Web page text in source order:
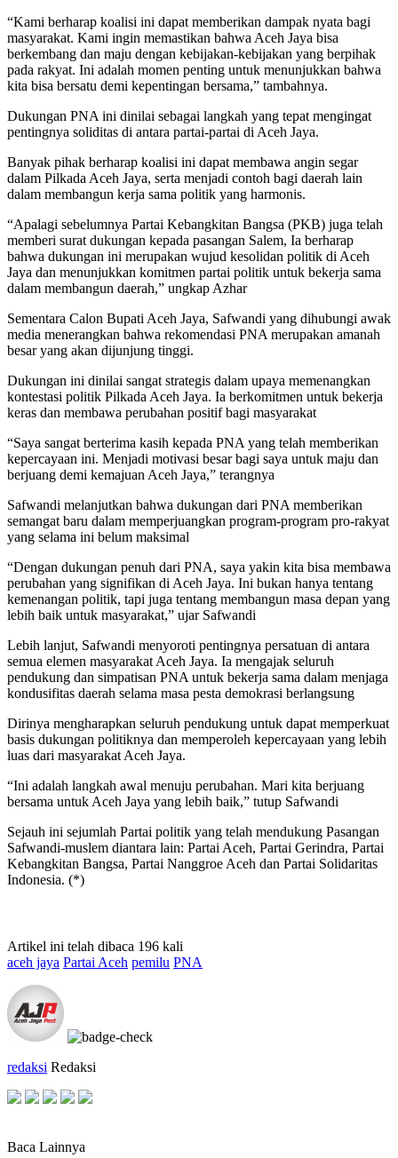
“Kami berharap koalisi ini dapat memberikan dampak nyata bagi
masyarakat. Kami ingin memastikan bahwa Aceh Jaya bisa
berkembang dan maju dengan kebijakan-kebijakan yang berpihak
pada rakyat. Ini adalah momen penting untuk menunjukkan bahwa
kita bisa bersatu demi kepentingan bersama,” tambahnya.
Dukungan PNA ini dinilai sebagai langkah yang tepat mengingat
pentingnya soliditas di antara partai-partai di Aceh Jaya.
Banyak pihak berharap koalisi ini dapat membawa angin segar
dalam Pilkada Aceh Jaya, serta menjadi contoh bagi daerah lain
dalam membangun kerja sama politik yang harmonis.
“Apalagi sebelumnya Partai Kebangkitan Bangsa (PKB) juga telah
memberi surat dukungan kepada pasangan Salem, Ia berharap
bahwa dukungan ini merupakan wujud kesolidan politik di Aceh
Jaya dan menunjukkan komitmen partai politik untuk bekerja sama
dalam membangun daerah,” ungkap Azhar
Sementara Calon Bupati Aceh Jaya, Safwandi yang dihubungi awak
media menerangkan bahwa rekomendasi PNA merupakan amanah
besar yang akan dijunjung tinggi.
Dukungan ini dinilai sangat strategis dalam upaya memenangkan
kontestasi politik Pilkada Aceh Jaya. Ia berkomitmen untuk bekerja
keras dan membawa perubahan positif bagi masyarakat
“Saya sangat berterima kasih kepada PNA yang telah memberikan
kepercayaan ini. Menjadi motivasi besar bagi saya untuk maju dan
berjuang demi kemajuan Aceh Jaya,” terangnya
Safwandi melanjutkan bahwa dukungan dari PNA memberikan
semangat baru dalam memperjuangkan program-program pro-rakyat
yang selama ini belum maksimal
“Dengan dukungan penuh dari PNA, saya yakin kita bisa membawa
perubahan yang signifikan di Aceh Jaya. Ini bukan hanya tentang
kemenangan politik, tapi juga tentang membangun masa depan yang
lebih baik untuk masyarakat,” ujar Safwandi
Lebih lanjut, Safwandi menyoroti pentingnya persatuan di antara
semua elemen masyarakat Aceh Jaya. Ia mengajak seluruh
pendukung dan simpatisan PNA untuk bekerja sama dalam menjaga
kondusifitas daerah selama masa pesta demokrasi berlangsung
Dirinya mengharapkan seluruh pendukung untuk dapat memperkuat
basis dukungan politiknya dan memperoleh kepercayaan yang lebih
luas dari masyarakat Aceh Jaya.
“Ini adalah langkah awal menuju perubahan. Mari kita berjuang
bersama untuk Aceh Jaya yang lebih baik,” tutup Safwandi
Sejauh ini sejumlah Partai politik yang telah mendukung Pasangan
Safwandi-muslem diantara lain: Partai Aceh, Partai Gerindra, Partai
Kebangkitan Bangsa, Partai Nanggroe Aceh dan Partai Solidaritas
Indonesia. (*)
Artikel ini telah dibaca 196 kali
aceh jaya Partai Aceh pemilu PNA
redaksi Redaksi
Baca Lainnya